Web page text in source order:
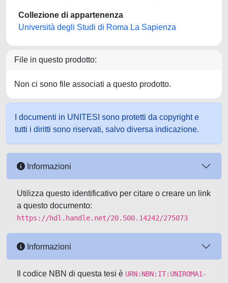
Collezione di appartenenza
Università degli Studi di Roma La Sapienza
File in questo prodotto:
Non ci sono file associati a questo prodotto.
I documenti in UNITESI sono protetti da copyright e
tutti i diritti sono riservati, salvo diversa indicazione.
Informazioni
Utilizza questo identificativo per citare o creare un link
a questo documento:
https://hdl.handle.net/20.500.14242/275073
Informazioni
Il codice NBN di questa tesi è URN:NBN:IT:UNIROMA1-